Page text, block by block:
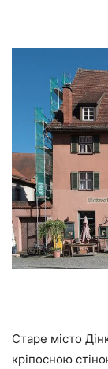
Старе місто
кріпосною